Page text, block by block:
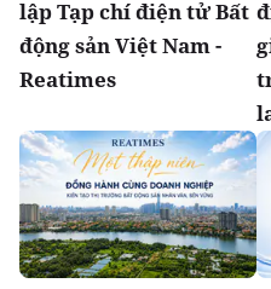
lập Tạp chí điện tử Bất
động sản Việt Nam -
Reatimes